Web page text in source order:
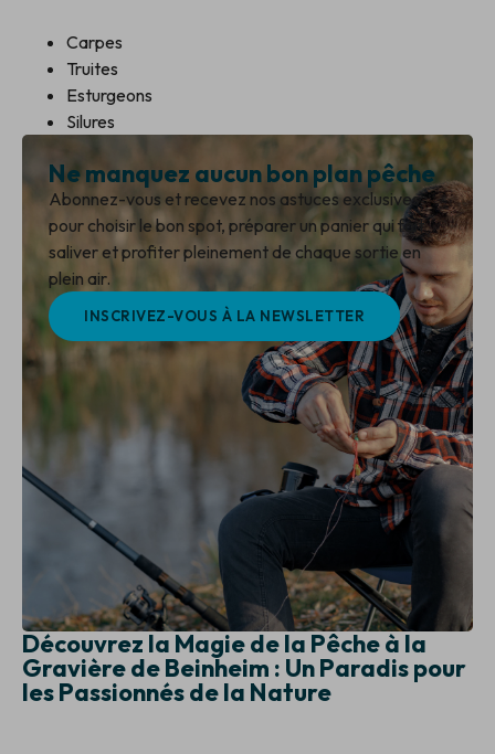
Carpes
Truites
Esturgeons
Silures
Ne manquez aucun bon plan pêche
Abonnez-vous et recevez nos astuces exclusives
pour choisir le bon spot, préparer un panier qui fait
saliver et profiter pleinement de chaque sortie en
plein air.
INSCRIVEZ-VOUS À LA NEWSLETTER
Découvrez la Magie de la Pêche à la
Gravière de Beinheim : Un Paradis pour
les Passionnés de la Nature